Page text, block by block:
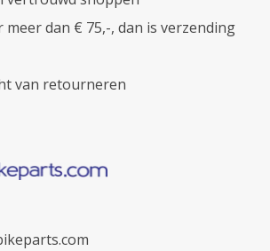
meer dan € 75,-, dan is verzending
van retourneren